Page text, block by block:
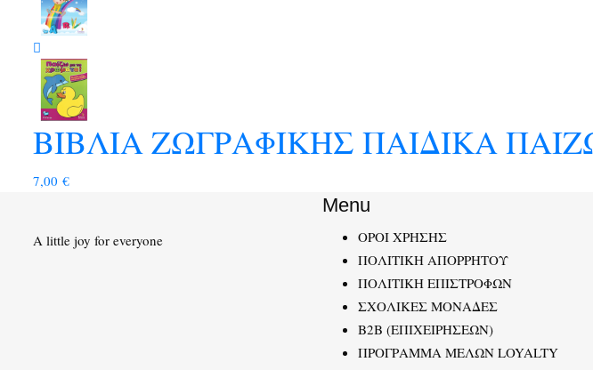
ΒΙΒΛΙΑ ΖΩΓΡΑΦΙΚΗΣ ΠΑΙΔΙΚΑ
7,00 €
A little joy for everyone
Menu
ΟΡΟΙ ΧΡΗΣΗΣ
ΠΟΛΙΤΙΚΗ ΑΠΟΡΡΗΤΟΥ
ΠΟΛΙΤΙΚΗ ΕΠΙΣΤΡΟΦΩΝ
ΣΧΟΛΙΚΕΣ ΜΟΝΑΔΕΣ
B2B (ΕΠΙΧΕΙΡΗΣΕΩΝ)
ΠΡΟΓΡΑΜΜΑ ΜΕΛΩΝ LOYALTY